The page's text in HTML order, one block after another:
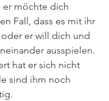
möchte dich
Fall, dass es mit ihr
er will dich und
ausspielen.
hat er sich nicht
sind ihm noch